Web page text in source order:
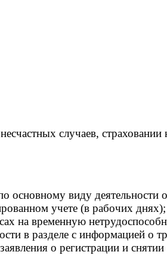
случаев, страховании
основному виду деятельности
учете (в рабочих днях);
на временную
в разделе с информацией о
о регистрации и